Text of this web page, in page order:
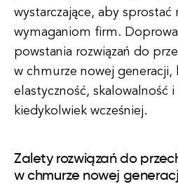
wystarczające, aby sprostać
wymaganiom firm.
powstania rozwiązań do
w chmurze nowej generacji,
elastyczność, skalowalność
kiedykolwiek wcześniej.
Zalety rozwiązań do
w chmurze nowej